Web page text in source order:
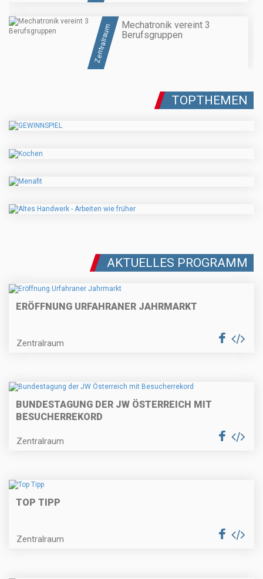
Zentralraum
Mechatronik vereint 3
Berufsgruppen
TOPTHEMEN
AKTUELLES PROGRAMM
ERÖFFNUNG URFAHRANER JAHRMARKT
Zentralraum
BUNDESTAGUNG DER JW ÖSTERREICH MIT
BESUCHERREKORD
Zentralraum
TOP TIPP
Zentralraum